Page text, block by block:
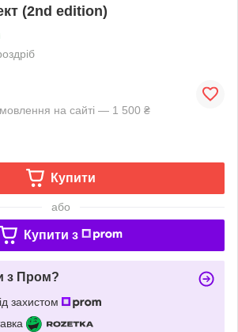
(2nd edition)
на сайті — 1 500 ₴
Купити
або
Купити з
з Пром?
захистом